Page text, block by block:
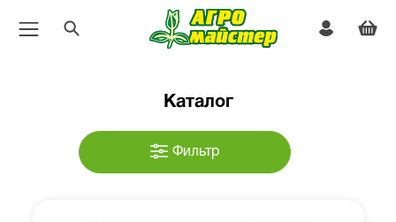
Каталог
Фильтр